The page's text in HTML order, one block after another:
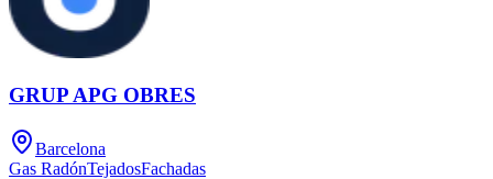
GRUP APG OBRES
Barcelona
Gas RadónTejadosFachadas